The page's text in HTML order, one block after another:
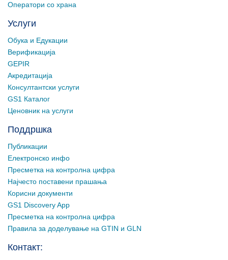
Оператори со храна
Услуги
Обука и Едукации
Верификација
GEPIR
Акредитација
Консултантски услуги
GS1 Каталог
Ценовник на услуги
Поддршка
Публикации
Електронско инфо
Пресметка на контролна цифра
Најчесто поставени прашања
Корисни документи
GS1 Discovery App
Пресметка на контролна цифра
Правила за доделување на GTIN и GLN
Контакт: